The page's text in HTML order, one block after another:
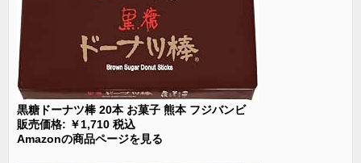
黒糖ドーナツ棒 20本 お菓子 熊本 フジバンビ
販売価格: ￥1,710 税込
Amazonの商品ページを見る